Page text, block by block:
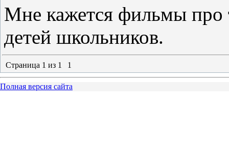
Мне кажется фильмы про
детей школьников.
Страница 1 из 1 1
Полная версия сайта